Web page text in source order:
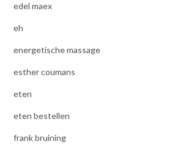
edel maex
eh
energetische massage
esther coumans
eten
eten bestellen
frank bruining